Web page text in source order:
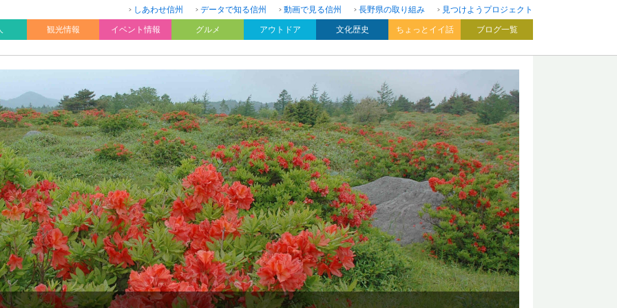
しあわせ信州 データで知る信州 動画で見る信州 長野県の取り組み
見つけようプロジェクト
観光情報 イベント情報 グルメ アウトドア 文化歴史 ちょっとイイ話 ブログ一覧